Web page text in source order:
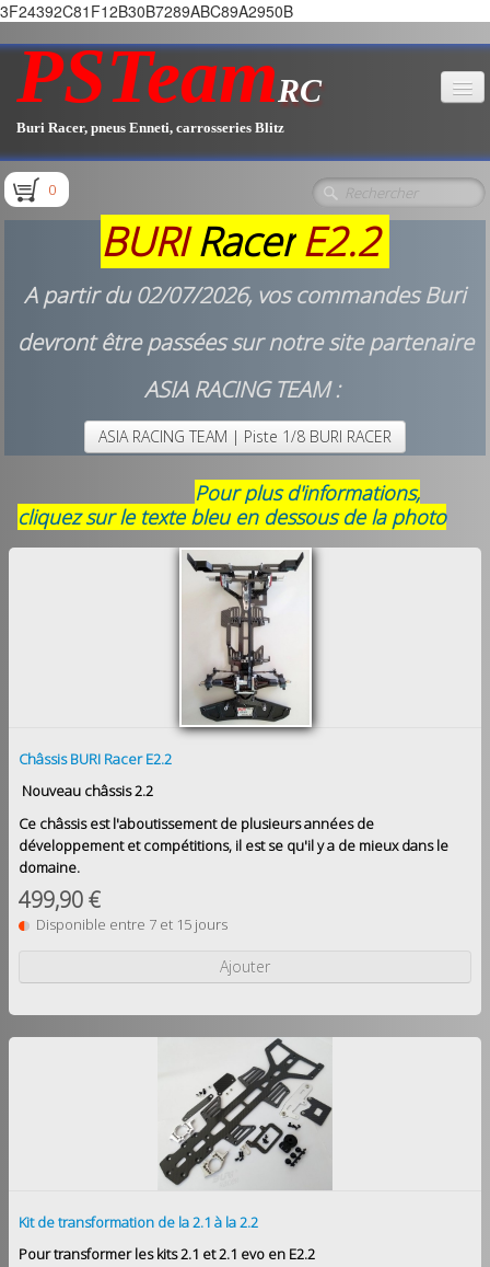
3F24392C81F12B30B7289ABC89A2950B
PSTeamRC
Buri Racer, pneus Enneti, carrosseries Blitz
Accueil
Boutique▼
Pièces E1.1 / E1.2
Pièces E1.3
Pièces E2.1
0
BURIRacerE2.2
A partir du 02/07/2026, vos commandes Buri
devront être passées sur notre site partenaire
ASIA RACING TEAM :
ASIA RACING TEAM | Piste 1/8 BURI RACER
Pour plus d'informations,
cliquez sur le texte bleu en dessous de la photo
Châssis BURI Racer E2.2
Nouveau châssis 2.2
Ce châssis est l'aboutissement de plusieurs années de
développement et compétitions, il est se qu'il y a de mieux dans le
domaine.
499,90 €
Disponible entre 7 et 15 jours
Ajouter
Kit de transformation de la 2.1 à la 2.2
Pour transformer les kits 2.1 et 2.1 evo en E2.2